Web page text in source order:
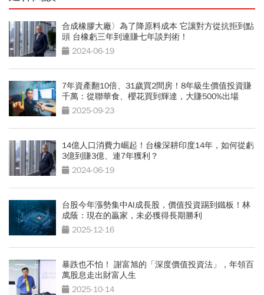
合成橡膠大廠〉為了降原料成本 它讓對方從抗拒到點
頭 台橡虧三年到連賺七年談判術！
2024-06-19
7年資產翻10倍、31歲買2間房！8年級生價值投資賺
千萬：從聯華食、櫻花買到輝達，大賺500%出場
2025-09-23
14億人口消費力崛起！台橡深耕印度14年，如何從虧
3億到賺3億、連7年獲利？
2024-06-19
台股今年漲勢集中AI成長股，價值投資踢到鐵板！林
成蔭：現在的贏家，未必獲得長期勝利
2025-12-16
暴跌也不怕！ 謝富旭的「深度價值投資法」，年領百
萬股息走出財富人生
2025-10-14